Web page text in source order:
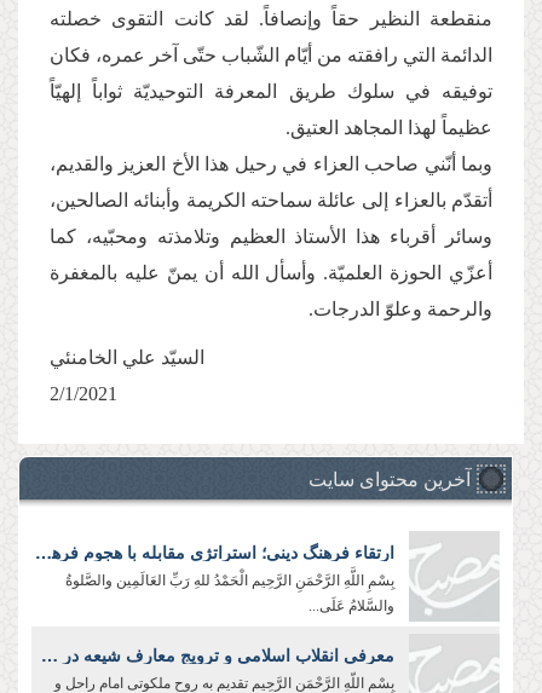
منقطعة النظير حقاً وإنصافاً. لقد كانت التقوى خصلته
الدائمة التي رافقته من أيّام الشّباب حتّى آخر عمره، فكان
توفيقه في سلوك طريق المعرفة التوحيديّة ثواباً إلهيّاً
عظيماً لهذا المجاهد العتيق.
وبما أنّني صاحب العزاء في رحيل هذا الأخ العزيز والقديم،
أتقدّم بالعزاء إلى عائلة سماحته الكريمة وأبنائه الصالحين،
وسائر أقرباء هذا الأستاذ العظيم وتلامذته ومحبّيه، كما
أعزّي الحوزة العلميّة. وأسأل الله أن يمنّ عليه بالمغفرة
والرحمة وعلوّ الدرجات.
السيّد علي الخامنئي
2/1/2021
آخرین محتوای سایت
ارتقاء فرهنگ دینی؛ استراتژی مقابله با هجوم فرهنگی دشمن
بِسْمِ اللَّهِ الرَّحْمَنِ الرَّحِیم الْحَمْدُ للهِ رَبِّ العَالَمِین والصَّلوةُ
والسَّلامُ عَلَی...
معرفی انقلاب اسلامی و ترویج معارف شیعه در جهان؛ رسالت سفرا و رایزنان فرهنگی
بِسْمِ اللّهِ الرَّحْمَنِ الرَّحِيم تقدیم به روح ملکوتی امام راحل و